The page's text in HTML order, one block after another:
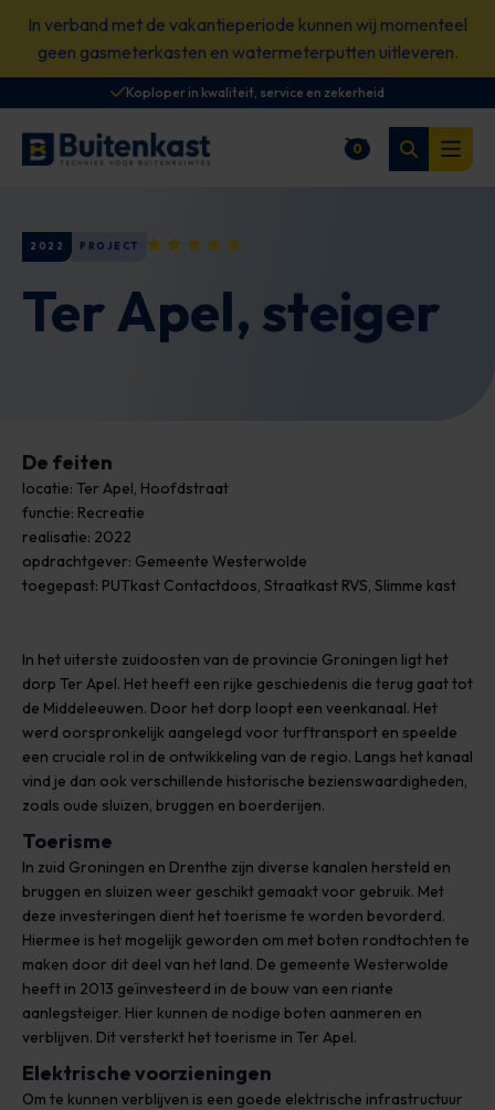
content
In verband met de vakantieperiode kunnen wij momenteel
geen gasmeterkasten en watermeterputten uitleveren.
Koploper in kwaliteit, service en zekerheid
0
Winkelwagen
Zoeken
Open
Ter Apel, steiger
2022 PROJECT
De feiten
locatie: Ter Apel, Hoofdstraat
functie: Recreatie
realisatie: 2022
opdrachtgever: Gemeente Westerwolde
toegepast: PUTkast Contactdoos, Straatkast RVS, Slimme kast
In het uiterste zuidoosten van de provincie Groningen ligt het
dorp Ter Apel. Het heeft een rijke geschiedenis die terug gaat tot
de Middeleeuwen. Door het dorp loopt een veenkanaal. Het
werd oorspronkelijk aangelegd voor turftransport en speelde
een cruciale rol in de ontwikkeling van de regio. Langs het kanaal
vind je dan ook verschillende historische bezienswaardigheden,
zoals oude sluizen, bruggen en boerderijen.
Toerisme
In zuid Groningen en Drenthe zijn diverse kanalen hersteld en
bruggen en sluizen weer geschikt gemaakt voor gebruik. Met
deze investeringen dient het toerisme te worden bevorderd.
Hiermee is het mogelijk geworden om met boten rondtochten te
maken door dit deel van het land. De gemeente Westerwolde
heeft in 2013 geïnvesteerd in de bouw van een riante
aanlegsteiger. Hier kunnen de nodige boten aanmeren en
verblijven. Dit versterkt het toerisme in Ter Apel.
Elektrische voorzieningen
Om te kunnen verblijven is een goede elektrische infrastructuur